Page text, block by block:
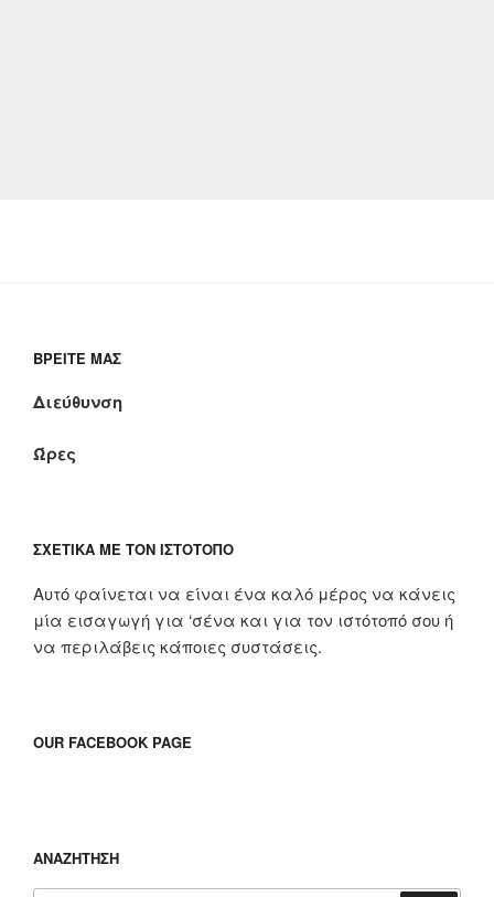
ΒΡΕΊΤΕ ΜΑΣ
Διεύθυνση
Ώρες
ΣΧΕΤΙΚΆ ΜΕ ΤΟΝ ΙΣΤΌΤΟΠΟ
Αυτό φαίνεται να είναι ένα καλό μέρος να κάνεις
μία εισαγωγή για ‘σένα και για τον ιστότοπό σου ή
να περιλάβεις κάποιες συστάσεις.
OUR FACEBOOK PAGE
ΑΝΑΖΉΤΗΣΗ